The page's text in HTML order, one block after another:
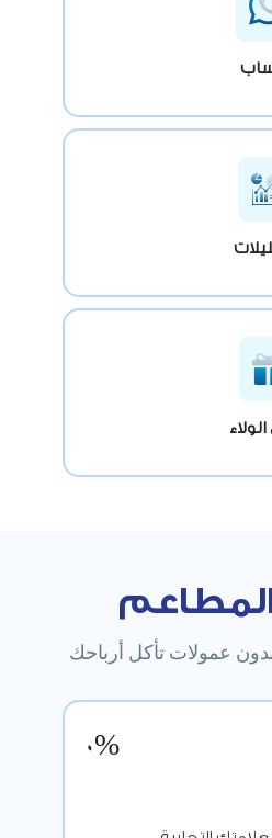
عمولات تأكل أرباحك
0%